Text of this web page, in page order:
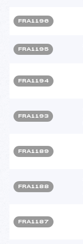
FRA1196
FRA1195
FRA1194
FRA1193
FRA1189
FRA1188
FRA1187